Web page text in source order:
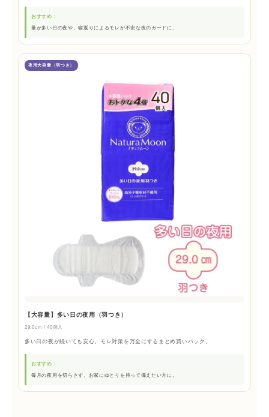
おすすめ：
量が多い日の夜や、寝返りによるモレが不安な夜のガードに。
夜用大容量（羽つき）
【大容量】多い日の夜用（羽つき）
29.0cm / 40個入
多い日の夜が続いても安心。モレ対策を万全にするまとめ買いパック。
おすすめ：
毎月の夜用を切らさず、お家にゆとりを持って備えたい方に。